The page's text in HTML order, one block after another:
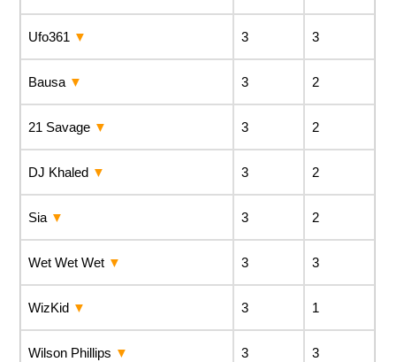
Ufo361 3 3
Bausa 3 2
21 Savage 3 2
DJ Khaled 3 2
Sia 3 2
Wet Wet Wet 3 3
WizKid 3 1
Wilson Phillips 3 3